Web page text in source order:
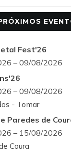
Fest'26
– 09/08/2026
– 09/08/2026
- Tomar
Paredes de
– 15/08/2026
Coura